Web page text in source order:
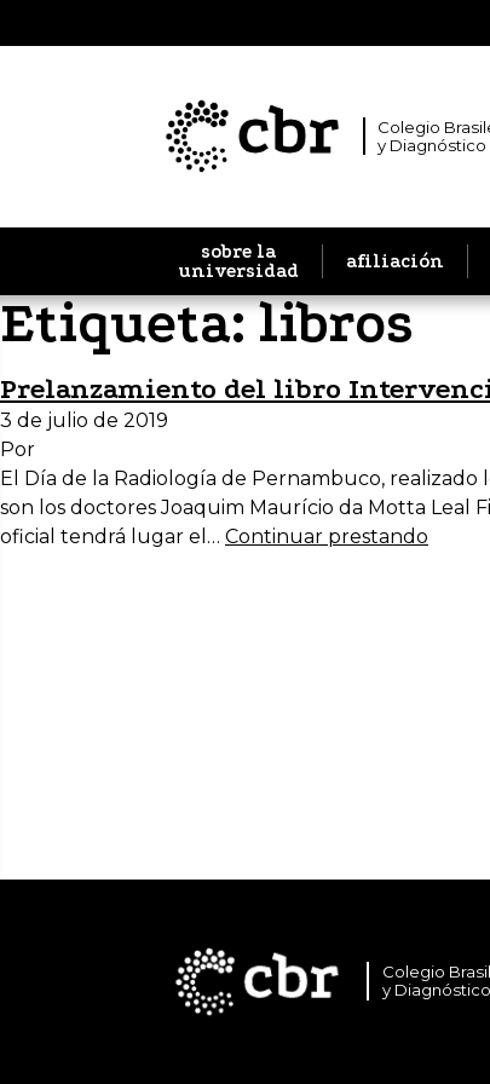
Colegio
y
sobre la
universidad
afiliación
Etiqueta:libros
Prelanzamiento del libro
3 de julio de 2019
Por
El Día de la Radiología de Pernambuco, realizado
son los doctores Joaquim Maurício da Motta Leal
oficial tendrá lugar el… Continuar prestando
Colegio
y